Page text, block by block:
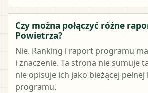
Czy można połączyć różne
Powietrza?
Nie. Ranking i raport programu
i znaczenie. Ta strona nie sumuje
nie opisuje ich jako bieżącej
programu.